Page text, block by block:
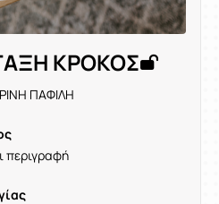
ΚΡΟΚΟΣ
ΠΑΦΙΛΗ
περιγραφή